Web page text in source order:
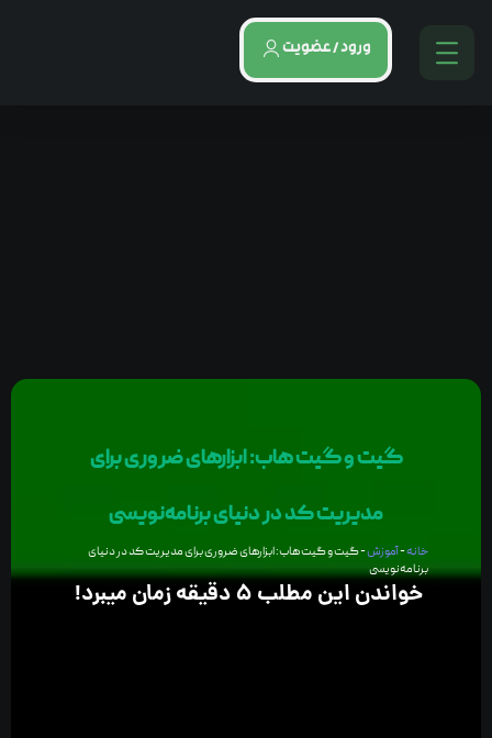
ورود / عضویت
گیت و گیت هاب: ابزارهای ضروری برای
مدیریت کد در دنیای برنامه‌نویسی
خانه-آموزش-گیت و گیت هاب: ابزارهای ضروری برای مدیریت کد در دنیای
برنامه‌نویسی
خواندن این مطلب 5 دقیقه زمان میبرد!